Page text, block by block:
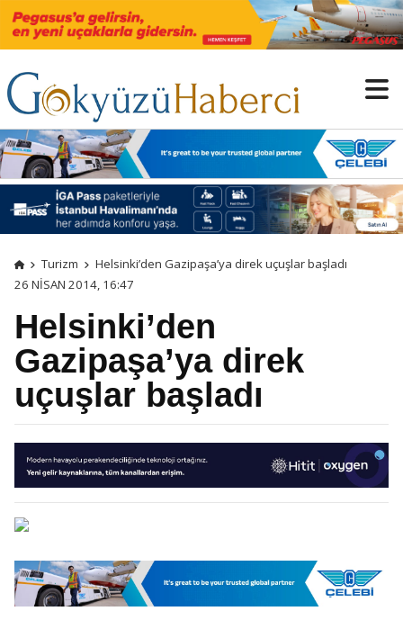
Turizm
Helsinki’den Gazipaşa’ya direk uçuşlar başladı
26 NISAN 2014, 16:47
Helsinki’den
Gazipaşa’ya direk
uçuşlar başladı